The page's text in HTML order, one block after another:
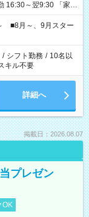
～翌9:30 「家族
の準備がしたい」
望を教えてください
週40時間を超える場
■8月～、9月スター
/ シフト勤務 / 10名以
キル不要
詳細へ
掲載日：2026.08.07
プレゼン
OK